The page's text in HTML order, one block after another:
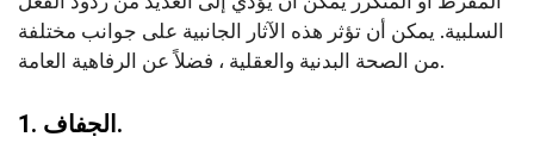
السلبية. يمكن أن تؤثر هذه الآثار الجانبية على جوانب مختلفة
من الصحة البدنية والعقلية ، فضلاً عن الرفاهية العامة.
1. الجفاف.